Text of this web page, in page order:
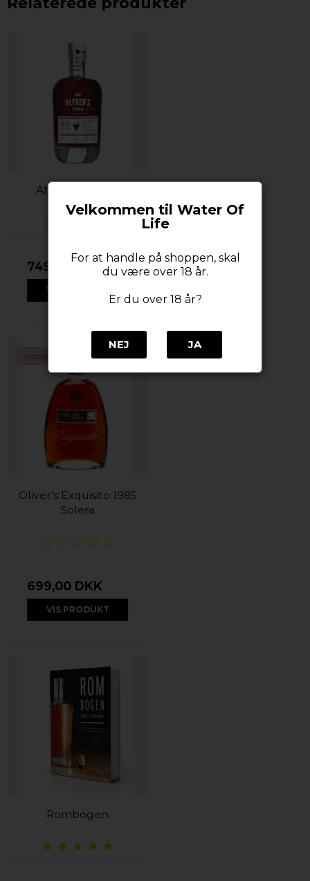
Alfred's Trail 8.6
749,00 DKK
VIS PRODUKT
Udsolgt
Oliver's Exquisito 1985
Solera
699,00 DKK
VIS PRODUKT
Rombogen
Velkommen til Water Of
Life
For at handle på shoppen, skal
du være over 18 år.
Er du over 18 år?
NEJ JA